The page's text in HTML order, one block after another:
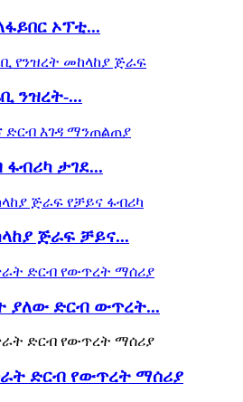
ኦፕቲ...
ንዝረት-...
ታገደ...
ጅራፍ ቻይና...
ያለው ድርብ ውጥረት...
ድርብ የውጥረት ማሰሪያ